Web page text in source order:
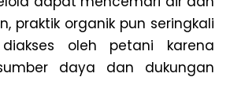
praktik organik pun seringkali
oleh petani karena
daya dan dukungan